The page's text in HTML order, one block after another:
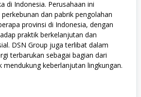
di Indonesia. Perusahaan ini
dan pabrik pengolahan
provinsi di Indonesia, dengan
praktik berkelanjutan dan
DSN Group juga terlibat dalam
terbarukan sebagai bagian dari
mendukung keberlanjutan lingkungan.